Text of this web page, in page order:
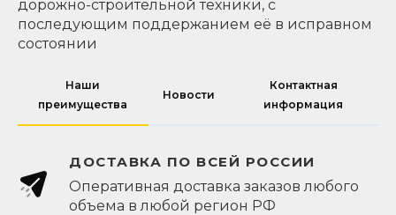
дорожно-строительной техники, с
последующим поддержанием её в исправном
состоянии
Наши
преимущества
Новости
Контактная
информация
ДОСТАВКА ПО ВСЕЙ РОССИИ
Оперативная доставка заказов любого
объема в любой регион РФ